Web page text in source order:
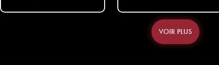
VOIR PLUS